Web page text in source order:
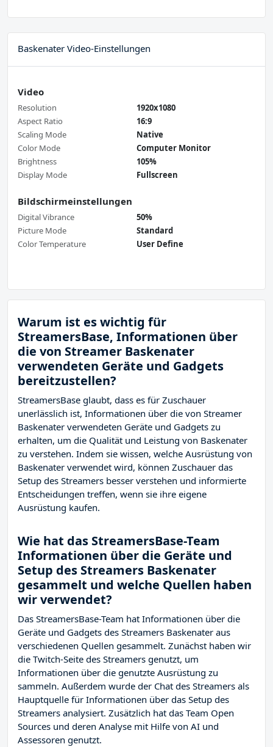
Baskenater Video-Einstellungen
Video
Resolution
1920x1080
Aspect Ratio
16:9
Scaling Mode
Native
Color Mode
Computer Monitor
Brightness
105%
Display Mode
Fullscreen
Bildschirmeinstellungen
Digital Vibrance
50%
Picture Mode
Standard
Color Temperature
User Define
Warum ist es wichtig für
StreamersBase, Informationen über
die von Streamer Baskenater
verwendeten Geräte und Gadgets
bereitzustellen?
StreamersBase glaubt, dass es für Zuschauer
unerlässlich ist, Informationen über die von Streamer
Baskenater verwendeten Geräte und Gadgets zu
erhalten, um die Qualität und Leistung von Baskenater
zu verstehen. Indem sie wissen, welche Ausrüstung von
Baskenater verwendet wird, können Zuschauer das
Setup des Streamers besser verstehen und informierte
Entscheidungen treffen, wenn sie ihre eigene
Ausrüstung kaufen.
Wie hat das StreamersBase-Team
Informationen über die Geräte und
Setup des Streamers Baskenater
gesammelt und welche Quellen haben
wir verwendet?
Das StreamersBase-Team hat Informationen über die
Geräte und Gadgets des Streamers Baskenater aus
verschiedenen Quellen gesammelt. Zunächst haben wir
die Twitch-Seite des Streamers genutzt, um
Informationen über die genutzte Ausrüstung zu
sammeln. Außerdem wurde der Chat des Streamers als
Hauptquelle für Informationen über das Setup des
Streamers analysiert. Zusätzlich hat das Team Open
Sources und deren Analyse mit Hilfe von AI und
Assessoren genutzt.